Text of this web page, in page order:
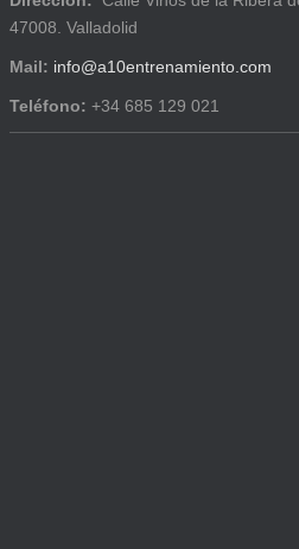
47008. Valladolid
Mail: info@a10entrenamiento.com
Teléfono: +34 685 129 021